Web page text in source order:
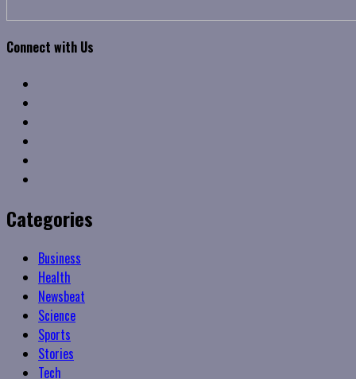
Connect with Us
Categories
Business
Health
Newsbeat
Science
Sports
Stories
Tech